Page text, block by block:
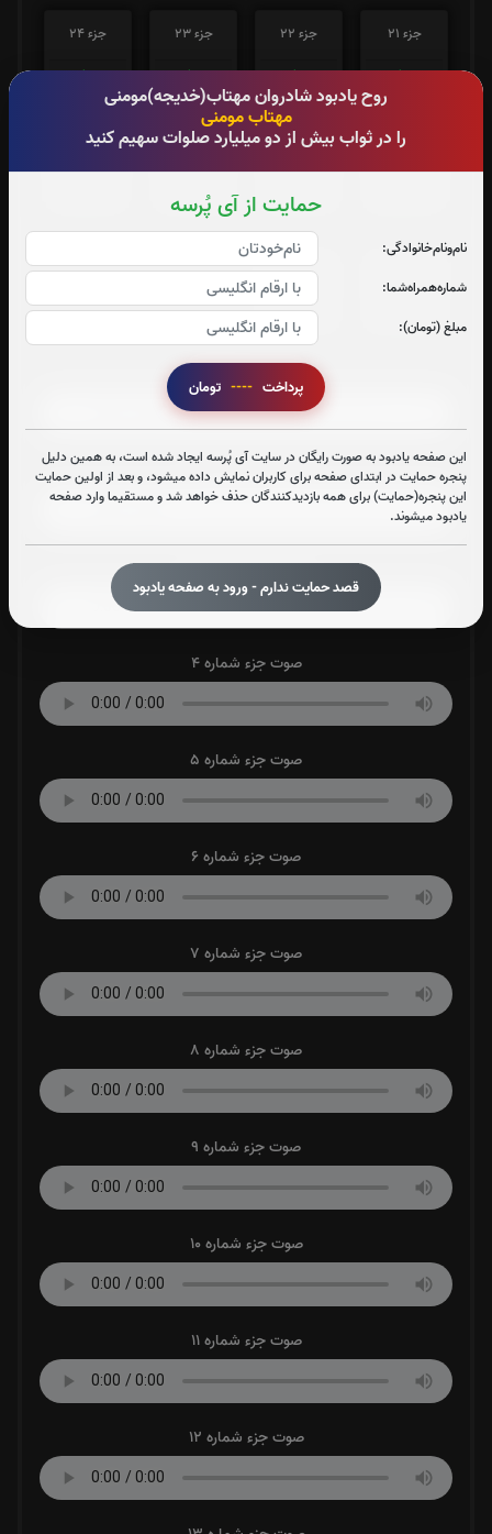
روح یادبود شادروان مهتاب(خدیجه)مومنی
مهتاب مومنی
را در ثواب بیش از دو میلیارد صلوات سهیم کنید
حمایت از آی پُرسه
نام‌و‌نام‌خانوادگی:
شماره‌همراه‌شما:
مبلغ (تومان):
پرداخت ----
این صفحه یادبود به صورت رایگان در سایت آی پُرسه ایجاد شده است، به همین دلیل
پنجره حمایت در ابتدای صفحه برای کاربران نمایش داده میشود، و بعد از اولین حمایت
این پنجره(حمایت) برای همه بازدیدکنندگان حذف خواهد شد و مستقیما وارد صفحه
یادبود میشوند.
قصد حمایت ندارم - ورود به صفحه یادبود
جزء 21
0بار
جزء 22
0بار
جزء 23
0بار
جزء 24
0بار
جزء 25
جزء 26
بار
جزء 28
جزء 30
0بار
صوت جزء شماره 2
صوت جزء شماره 3
صوت جزء شماره 4
صوت جزء شماره 5
صوت جزء شماره 6
صوت جزء شماره 7
صوت جزء شماره 8
صوت جزء شماره 9
صوت جزء شماره 10
صوت جزء شماره 11
صوت جزء شماره 12